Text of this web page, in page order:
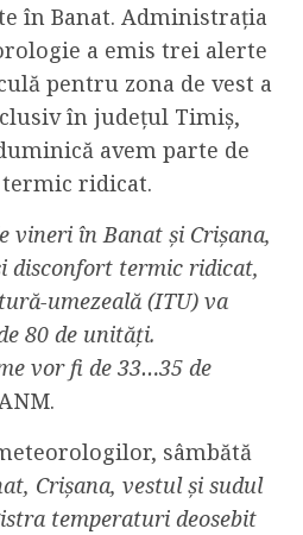
în Banat. Administrația
a emis trei alerte
pentru zona de vest a
în județul Timiș,
avem parte de
ridicat.
vineri în Banat și Crișana,
disconfort termic ridicat,
umezeală (ITU) va
80 de unități.
vor fi de 33…35 de
sâmbătă
Crișana, vestul și sudul
temperaturi deosebit